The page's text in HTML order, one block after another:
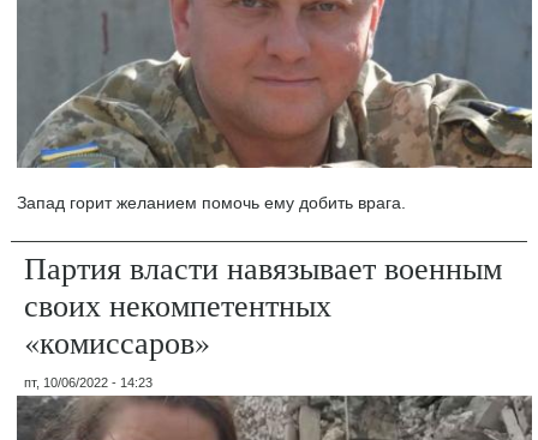
Запад горит желанием помочь ему добить врага.
Партия власти навязывает военным
своих некомпетентных
«комиссаров»
пт, 10/06/2022 - 14:23